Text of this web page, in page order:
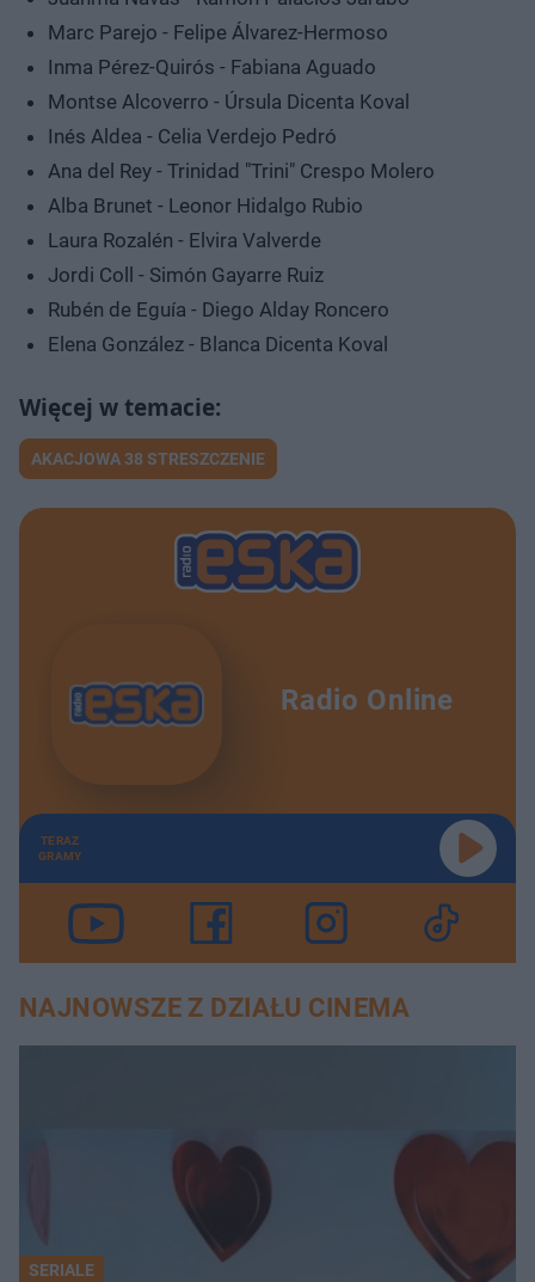
Marc Parejo - Felipe Álvarez-Hermoso
Inma Pérez-Quirós - Fabiana Aguado
Montse Alcoverro - Úrsula Dicenta Koval
Inés Aldea - Celia Verdejo Pedró
Ana del Rey - Trinidad "Trini" Crespo Molero
Alba Brunet - Leonor Hidalgo Rubio
Laura Rozalén - Elvira Valverde
Jordi Coll - Simón Gayarre Ruiz
Rubén de Eguía - Diego Alday Roncero
Elena González - Blanca Dicenta Koval
AKACJOWA 38 STRESZCZENIE
Radio Online
TERAZ
GRAMY
NAJNOWSZE Z DZIAŁU CINEMA
SERIALE